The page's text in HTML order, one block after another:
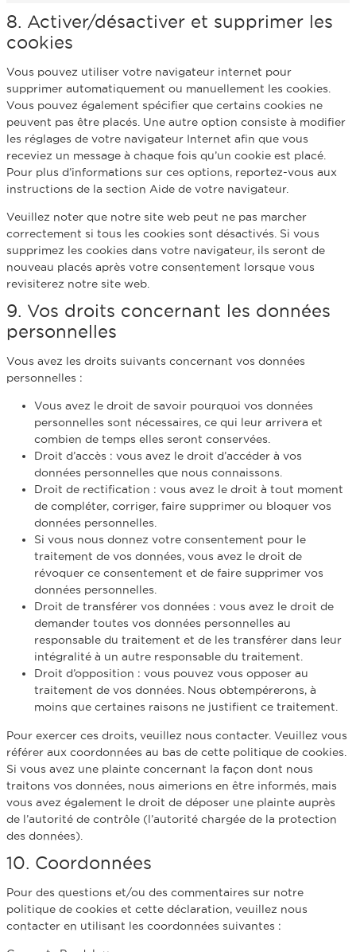
8. Activer/désactiver et supprimer les
cookies
Vous pouvez utiliser votre navigateur internet pour
supprimer automatiquement ou manuellement les cookies.
Vous pouvez également spécifier que certains cookies ne
peuvent pas être placés. Une autre option consiste à modifier
les réglages de votre navigateur Internet afin que vous
receviez un message à chaque fois qu’un cookie est placé.
Pour plus d’informations sur ces options, reportez-vous aux
instructions de la section Aide de votre navigateur.
Veuillez noter que notre site web peut ne pas marcher
correctement si tous les cookies sont désactivés. Si vous
supprimez les cookies dans votre navigateur, ils seront de
nouveau placés après votre consentement lorsque vous
revisiterez notre site web.
9. Vos droits concernant les données
personnelles
Vous avez les droits suivants concernant vos données
personnelles :
Vous avez le droit de savoir pourquoi vos données
personnelles sont nécessaires, ce qui leur arrivera et
combien de temps elles seront conservées.
Droit d’accès : vous avez le droit d’accéder à vos
données personnelles que nous connaissons.
Droit de rectification : vous avez le droit à tout moment
de compléter, corriger, faire supprimer ou bloquer vos
données personnelles.
Si vous nous donnez votre consentement pour le
traitement de vos données, vous avez le droit de
révoquer ce consentement et de faire supprimer vos
données personnelles.
Droit de transférer vos données : vous avez le droit de
demander toutes vos données personnelles au
responsable du traitement et de les transférer dans leur
intégralité à un autre responsable du traitement.
Droit d’opposition : vous pouvez vous opposer au
traitement de vos données. Nous obtempérerons, à
moins que certaines raisons ne justifient ce traitement.
Pour exercer ces droits, veuillez nous contacter. Veuillez vous
référer aux coordonnées au bas de cette politique de cookies.
Si vous avez une plainte concernant la façon dont nous
traitons vos données, nous aimerions en être informés, mais
vous avez également le droit de déposer une plainte auprès
de l’autorité de contrôle (l’autorité chargée de la protection
des données).
10. Coordonnées
Pour des questions et/ou des commentaires sur notre
politique de cookies et cette déclaration, veuillez nous
contacter en utilisant les coordonnées suivantes :